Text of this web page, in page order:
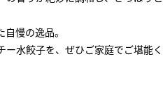
慢の逸品。
水餃子を、ぜひご家庭でご堪能く